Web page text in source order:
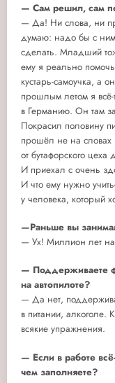
— Сам решил, сам
— Да! Ни слова, ни
думаю: надо бы с ним
сделать. Младший
ему я реально
кустарь-самоучка, а
прошлым летом я всё-
в Германию. Он там
Покрасил половину
прошёл не на словах
от бутафорского цеха
И приехал с очень
И что ему нужно
у человека, который
—Раньше вы
— Ух! Миллион лет
— Поддерживаете
на автопилоте?
— Да нет,
в питании, алкоголе.
всякие упражнения.
— Если в работе
чем заполняете?